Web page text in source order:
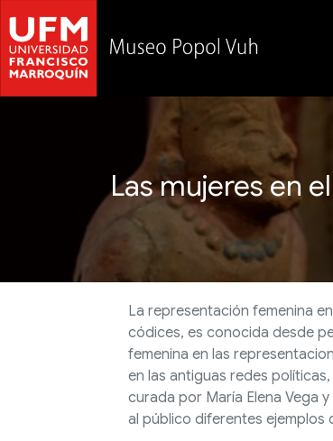
Las mujeres en
La representación femenina
códices, es conocida desde
femenina en las
en las antiguas redes
curada por María Elena Vega
al público diferentes ejemplos